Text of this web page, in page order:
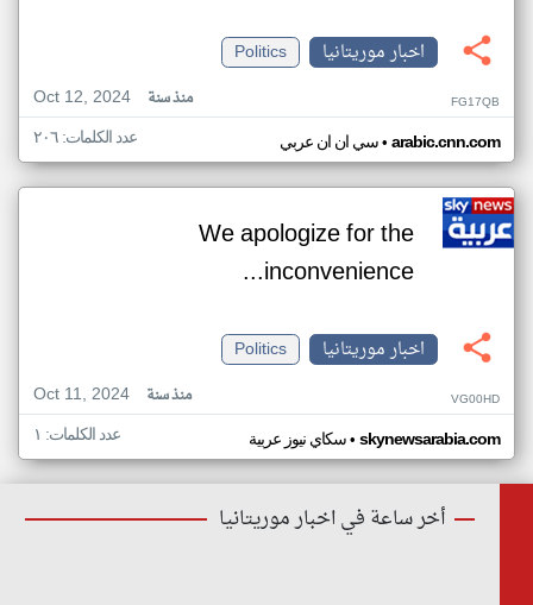
اخبار موريتانيا
Politics
Oct 12, 2024
منذ سنة FG17QB
سي ان ان عربي• arabic.cnn.com عدد الكلمات: ٢٠٦
We apologize for the
inconvenience...
اخبار موريتانيا
Politics
Oct 11, 2024
منذ سنة VG00HD
سكاي نيوز عربية• skynewsarabia.com عدد الكلمات: ١
أخر ساعة في اخبار موريتانيا